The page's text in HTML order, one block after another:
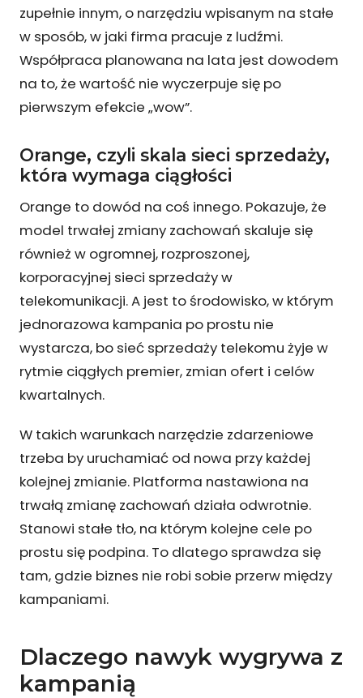
zupełnie innym, o narzędziu wpisanym na stałe
w sposób, w jaki firma pracuje z ludźmi.
Współpraca planowana na lata jest dowodem
na to, że wartość nie wyczerpuje się po
pierwszym efekcie „wow”.
Orange, czyli skala sieci sprzedaży,
która wymaga ciągłości
Orange to dowód na coś innego. Pokazuje, że
model trwałej zmiany zachowań skaluje się
również w ogromnej, rozproszonej,
korporacyjnej sieci sprzedaży w
telekomunikacji. A jest to środowisko, w którym
jednorazowa kampania po prostu nie
wystarcza, bo sieć sprzedaży telekomu żyje w
rytmie ciągłych premier, zmian ofert i celów
kwartalnych.
W takich warunkach narzędzie zdarzeniowe
trzeba by uruchamiać od nowa przy każdej
kolejnej zmianie. Platforma nastawiona na
trwałą zmianę zachowań działa odwrotnie.
Stanowi stałe tło, na którym kolejne cele po
prostu się podpina. To dlatego sprawdza się
tam, gdzie biznes nie robi sobie przerw między
kampaniami.
Dlaczego nawyk wygrywa z
kampanią